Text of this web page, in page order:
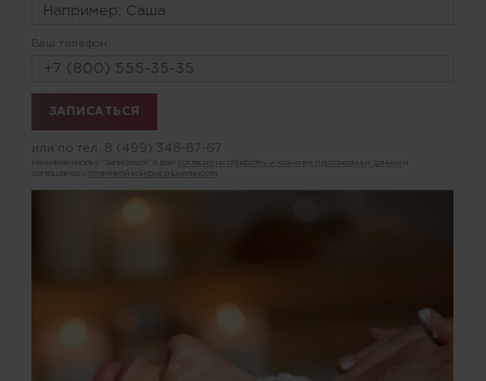
Ваш телефон:
или по тел. 8 (499) 348-87-67
Нажимая кнопку "Записаться" я даю согласие на обработку и хранение персональных данных
политикой конфиденциальности